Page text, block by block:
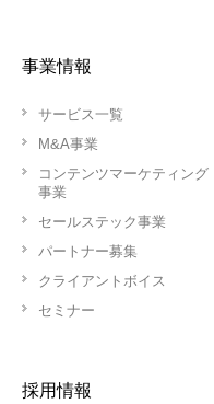
事業情報
サービス一覧
M&A事業
コンテンツマーケティング
事業
セールステック事業
パートナー募集
クライアントボイス
セミナー
採用情報